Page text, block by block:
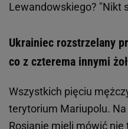
Lewandowskiego? "Nikt
Ukrainiec rozstrzelany
co z czterema innymi
Wszystkich pięciu
terytorium Mariupolu.
Rosjanie mieli mówić